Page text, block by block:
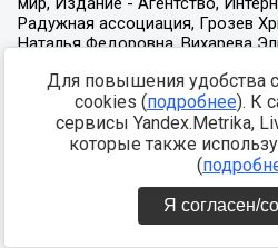
Для повышения удобства
cookies (подробнее). К
сервисы Yandex.Metrika,
которые также
(
Я согласен/